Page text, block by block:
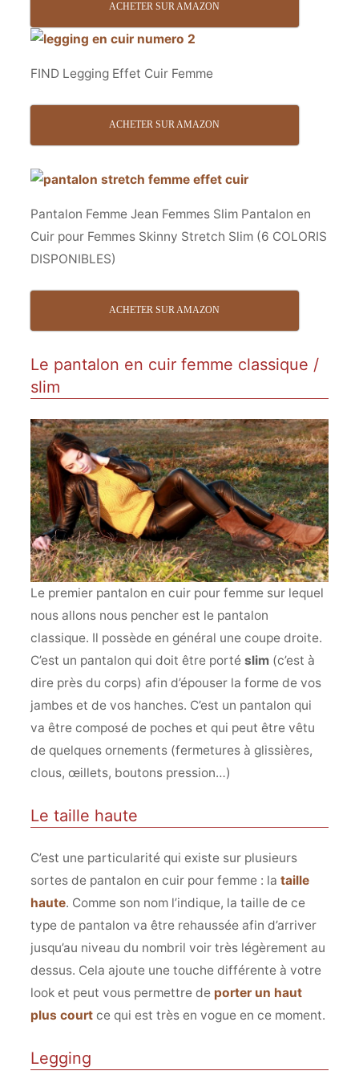
ACHETER SUR AMAZON
FIND Legging Effet Cuir Femme
ACHETER SUR AMAZON
Pantalon Femme Jean Femmes Slim Pantalon en
Cuir pour Femmes Skinny Stretch Slim (6 COLORIS
DISPONIBLES)
ACHETER SUR AMAZON
Le pantalon en cuir femme classique /
slim
Le premier pantalon en cuir pour femme sur lequel
nous allons nous pencher est le pantalon
classique. Il possède en général une coupe droite.
C’est un pantalon qui doit être porté slim(c’est à
dire près du corps) afin d’épouser la forme de vos
jambes et de vos hanches. C’est un pantalon qui
va être composé de poches et qui peut être vêtu
de quelques ornements (fermetures à glissières,
clous, œillets, boutons pression…)
Le taille haute
C’est une particularité qui existe sur plusieurs
sortes de pantalon en cuir pour femme : la taille
haute. Comme son nom l’indique, la taille de ce
type de pantalon va être rehaussée afin d’arriver
jusqu’au niveau du nombril voir très légèrement au
dessus. Cela ajoute une touche différente à votre
look et peut vous permettre de porter un haut
plus courtce qui est très en vogue en ce moment.
Legging